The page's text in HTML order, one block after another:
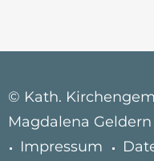
© Kath.
Magdalena Geldern
Impressum